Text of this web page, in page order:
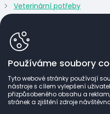
Používáme soubory
Tyto webové stránky používají
nástroje s cílem vylepšení
přizpůsobeného obsahu a
stránek a zjištění zdroje
Veterinární potřeby